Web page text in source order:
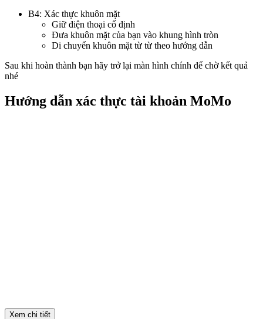
B4: Xác thực khuôn mặt
Giữ điện thoại cố định
Đưa khuôn mặt của bạn vào khung hình tròn
Di chuyển khuôn mặt từ từ theo hướng dẫn
Sau khi hoàn thành bạn hãy trở lại màn hình chính để chờ kết quả
nhé
Hướng dẫn xác thực tài khoản MoMo
Xem chi tiết